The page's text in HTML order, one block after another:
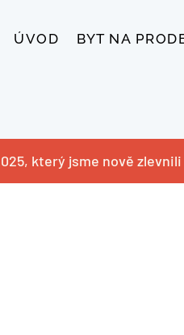
ÚVOD BYT NA
který jsme nově